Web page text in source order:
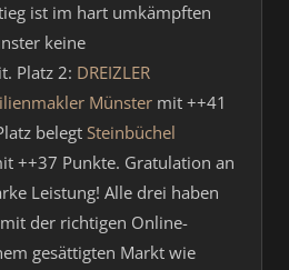
ist im hart umkämpften
keine
Platz 2: DREIZLER
Münster mit ++41
belegt Steinbüchel
++37 Punkte. Gratulation an
Leistung! Alle drei haben
der richtigen Online-
gesättigten Markt wie